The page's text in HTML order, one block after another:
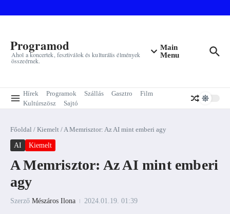
Programod
Ahol a koncertek, fesztiválok és kulturális élmények
összeérnek.
Main
Menu
Hírek Programok Szállás Gasztro
Film
Kultúrszösz
Sajtó
Főoldal / Kiemelt /A Memrisztor: Az AI mint emberi agy
AI Kiemelt
A Memrisztor: Az AI mint emberi
agy
Szerző Mészáros Ilona 2024.01.19. 01:39